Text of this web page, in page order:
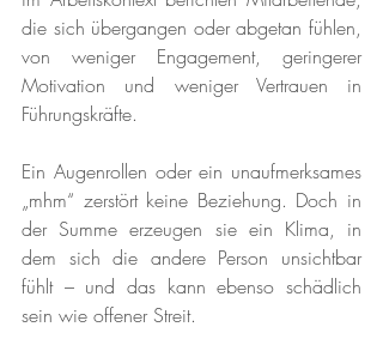
die sich übergangen oder abgetan fühlen,
von weniger Engagement, geringerer
Motivation und weniger Vertrauen in
Führungskräfte.
Ein Augenrollen oder ein unaufmerksames
„mhm“ zerstört keine Beziehung. Doch in
der Summe erzeugen sie ein Klima, in
dem sich die andere Person unsichtbar
fühlt – und das kann ebenso schädlich
sein wie offener Streit.